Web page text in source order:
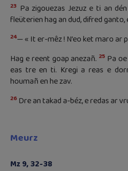
23 Pa zigouezas Jezuz e ti an
fleüterien hag an dud, difred ganto,
24— « It er-mêz ! N’eo ket maro ar
Hag e reent goap anezañ.25 Pa
eas tre en ti. Kregi a reas e
houmañ en he zav.
26 Dre an takad a-béz, e redas ar
Meurz
Mz 9, 32-38